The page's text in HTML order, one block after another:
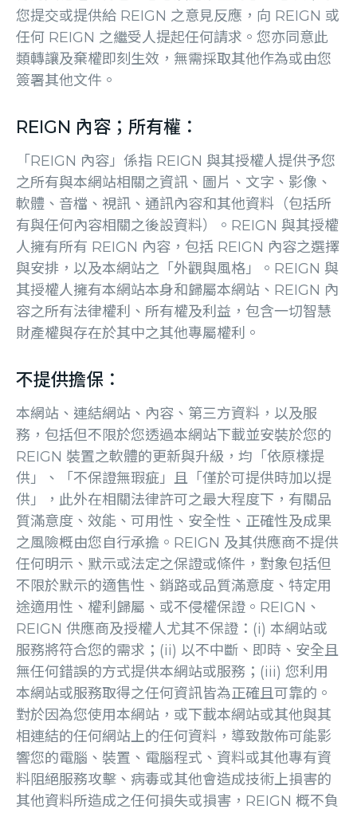
您提交或提供給 REIGN 之意見反應，向 REIGN 或
任何 REIGN 之繼受人提起任何請求。您亦同意此
類轉讓及棄權即刻生效，無需採取其他作為或由您
簽署其他文件。
REIGN 內容；所有權：
「REIGN 內容」係指 REIGN 與其授權人提供予您
之所有與本網站相關之資訊、圖片、文字、影像、
軟體、音檔、視訊、通訊內容和其他資料（包括所
有與任何內容相關之後設資料）。REIGN 與其授權
人擁有所有 REIGN 內容，包括 REIGN 內容之選擇
與安排，以及本網站之「外觀與風格」。REIGN 與
其授權人擁有本網站本身和歸屬本網站、REIGN 內
容之所有法律權利、所有權及利益，包含一切智慧
財產權與存在於其中之其他專屬權利。
不提供擔保：
本網站、連結網站、內容、第三方資料，以及服
務，包括但不限於您透過本網站下載並安裝於您的
REIGN 裝置之軟體的更新與升級，均「依原樣提
供」、「不保證無瑕疵」且「僅於可提供時加以提
供」，此外在相關法律許可之最大程度下，有關品
質滿意度、效能、可用性、安全性、正確性及成果
之風險概由您自行承擔。REIGN 及其供應商不提供
任何明示、默示或法定之保證或條件，對象包括但
不限於默示的適售性、銷路或品質滿意度、特定用
途適用性、權利歸屬、或不侵權保證。REIGN、
REIGN 供應商及授權人尤其不保證：(i) 本網站或
服務將符合您的需求；(ii) 以不中斷、即時、安全且
無任何錯誤的方式提供本網站或服務；(iii) 您利用
本網站或服務取得之任何資訊皆為正確且可靠的。
對於因為您使用本網站，或下載本網站或其他與其
相連結的任何網站上的任何資料，導致散佈可能影
響您的電腦、裝置、電腦程式、資料或其他專有資
料阻絕服務攻擊、病毒或其他會造成技術上損害的
其他資料所造成之任何損失或損害，REIGN 概不負